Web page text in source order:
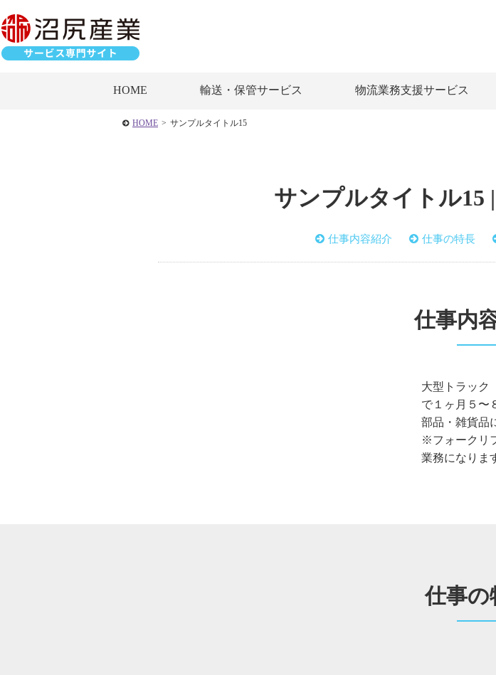
HOME 輸送・保管サービス 物流業務支援サービス
HOME > サンプルタイトル15
サンプルタイトル15
仕事内容紹介 仕事の特長
仕事内
大型トラック
で１ヶ月５〜
部品・雑貨品
※フォークリ
業務になりま
仕事の